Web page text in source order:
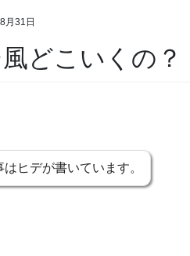
月31日
どこいくの？
はヒデが書いています。